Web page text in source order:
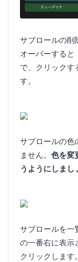
サブロールの削
オーバーすると
で、クリックす
す。
サブロールの色
ません。 色を変
うようにしまし
サブロールを一
の一番右に表示
クリックします